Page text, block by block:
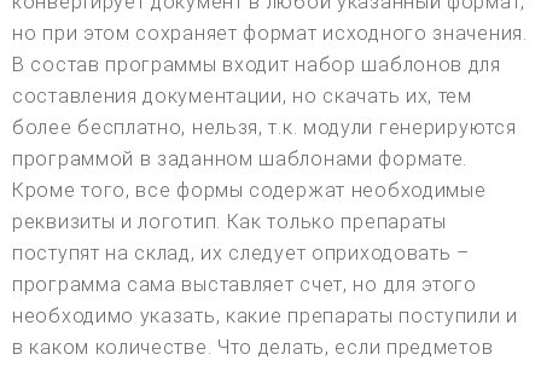
но при этом сохраняет формат исходного значения.
В состав программы входит набор шаблонов для
составления документации, но скачать их, тем
более бесплатно, нельзя, т.к. модули генерируются
программой в заданном шаблонами формате.
Кроме того, все формы содержат необходимые
реквизиты и логотип. Как только препараты
поступят на склад, их следует оприходовать –
программа сама выставляет счет, но для этого
необходимо указать, какие препараты поступили и
в каком количестве. Что делать, если предметов